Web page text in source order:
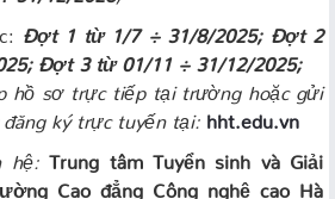
Đợt 1 từ 1/7 ÷ 31/8/2025; Đợt 2
Đợt 3 từ 01/11 ÷ 31/12/2025;
hồ sơ trực tiếp tại trường hoặc gửi
đăng ký trực tuyến tại: hht.edu.vn
hệ:Trung tâm Tuyển sinh và Giải
Cao đẳng Công nghệ cao Hà